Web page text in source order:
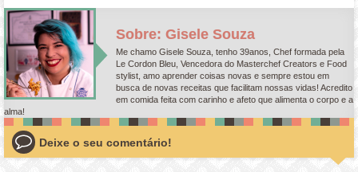
Sobre: Gisele Souza
Me chamo Gisele Souza, tenho 39anos, Chef formada pela
Le Cordon Bleu, Vencedora do Masterchef Creators e Food
stylist, amo aprender coisas novas e sempre estou em
busca de novas receitas que facilitam nossas vidas! Acredito
em comida feita com carinho e afeto que alimenta o corpo e a
alma!
Deixe o seu comentário!